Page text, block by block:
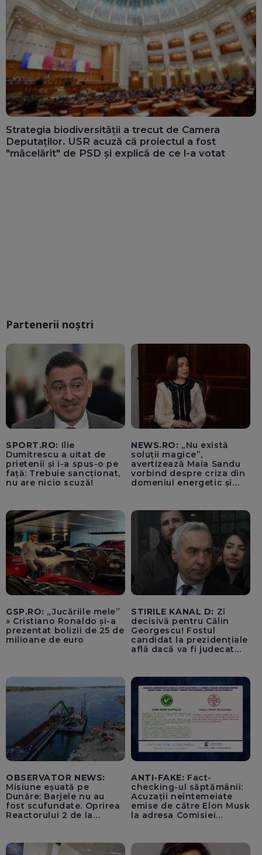
Strategia biodiversității a trecut de Camera
Deputaților. USR acuză că proiectul a fost
"măcelărit" de PSD și explică de ce l-a votat
Partenerii noștri
SPORT.RO: Ilie
Dumitrescu a uitat de
prietenii și i-a spus-o pe
față: Trebuie sancționat,
nu are nicio scuză!
NEWS.RO: „Nu există
soluții magice”,
avertizează Maia Sandu
vorbind despre criza din
domeniul energetic și
economii: „Altfel vom
plăti tarife foarte mari”
GSP.RO: „Jucăriile mele”
» Cristiano Ronaldo și-a
prezentat bolizii de 25 de
milioane de euro
STIRILE KANAL D: Zi
decisivă pentru Călin
Georgescu! Fostul
candidat la prezidențiale
află dacă va fi judecat
OBSERVATOR NEWS:
Misiune eșuată pe
Dunăre: Barjele nu au
fost scufundate. Oprirea
Reactorului 2 de la
ANTI-FAKE: Fact-
checking-ul săptămânii:
Acuzații neîntemeiate
emise de către Elon Musk
la adresa Comisiei
pentru instaurarea
„cenzurii” pe platforma X